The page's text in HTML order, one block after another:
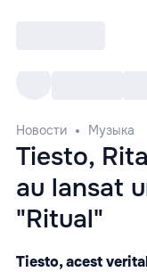
Новости Музыка
Tiesto,
au lansat
"Ritual"
Tiesto, acest